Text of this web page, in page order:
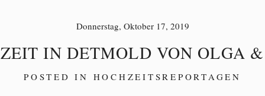
Donnerstag, Oktober 17, 2019
IN DETMOLD VON OLGA
POSTED IN HOCHZEITSREPORTAGEN